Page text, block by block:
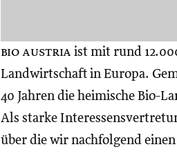
bio austria ist mit rund
Landwirtschaft in Europa.
40 Jahren die heimische Bio-
Als starke
über die wir nachfolgend